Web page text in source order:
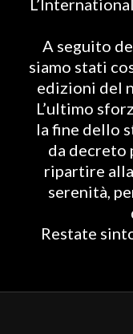
A seguito
siamo stati
edizioni del
L’ultimo
la fine dello
da decreto
ripartire
serenità,
Restate